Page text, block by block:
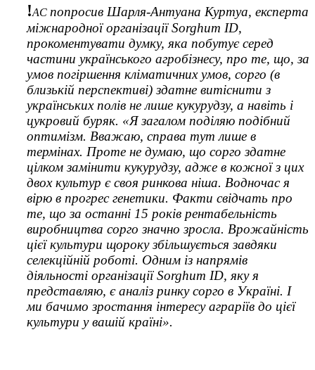
!АС попросив Шарля-Антуана Куртуа, експерта
міжнародної організації Sorghum ID,
прокоментувати думку, яка побутує серед
частини українського агробізнесу, про те, що, за
умов погіршення кліматичних умов, сорго (в
близькій перспективі) здатне витіснити з
українських полів не лише кукурудзу, а навіть і
цукровий буряк. «Я загалом поділяю подіб­ний
оптимізм. Вважаю, справа тут лише в
термінах. Проте не думаю, що сорго здатне
цілком замінити кукурудзу, адже в кожної з цих
двох культур є своя ринкова ніша. Водночас я
вірю в прогрес генетики. Факти свідчать про
те, що за останні 15 років рентабельність
виробництва сорго значно зросла. Врожайність
цієї культури щороку збільшується завдяки
селекційній роботі. Одним із напрямів
діяльності організації Sorghum ID, яку я
представляю, є аналіз ринку сорго в Україні. І
ми бачимо зростання інтересу аграріїв до цієї
культури у вашій країні».